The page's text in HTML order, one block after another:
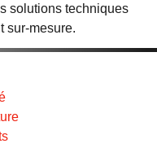
solutions techniques
sur-mesure.